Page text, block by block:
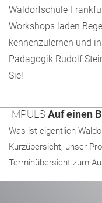
Waldorfschule
Workshops laden
kennenzulernen und
Pädagogik Rudolf
Sie!
IMPULS Auf einen
Was ist eigentlich
Kurzübersicht, unser
Terminübersicht zum